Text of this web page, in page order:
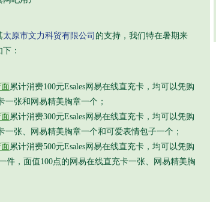
太原市文力科贸有限公司 的支持，我们特在暑期来
：
累计消费100元Esales网易在线直充卡，均可以凭购
一张和网易精美胸章一个；
累计消费300元Esales网易在线直充卡，均可以凭购
张、网易精美胸章一个和可爱表情包子一个；
累计消费500元Esales网易在线直充卡，均可以凭购
件，面值100点的网易在线直充卡一张、网易精美胸